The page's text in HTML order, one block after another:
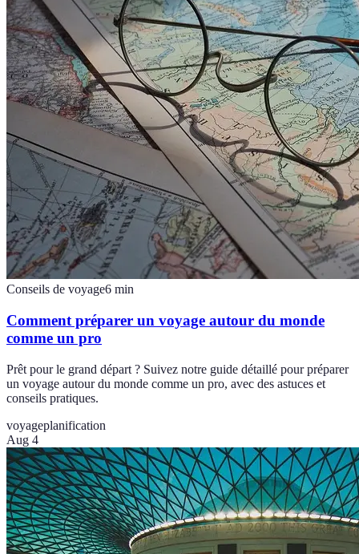
Conseils de voyage6 min
Comment préparer un voyage autour du monde
comme un pro
Prêt pour le grand départ ? Suivez notre guide détaillé pour préparer
un voyage autour du monde comme un pro, avec des astuces et
conseils pratiques.
voyageplanification
Aug 4